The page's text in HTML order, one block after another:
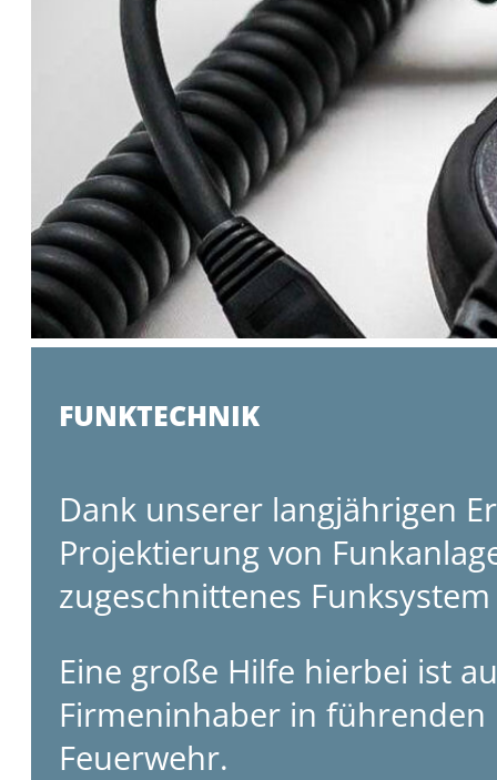
FUNKTECHNIK
Dank unserer langjährigen
Projektierung von
zugeschnittenes
Eine große Hilfe hierbei ist
Firmeninhaber in
Feuerwehr.